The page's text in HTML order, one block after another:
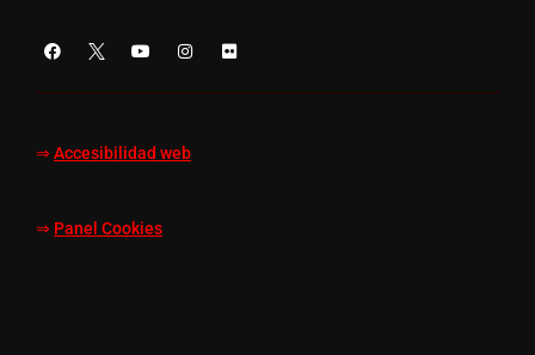
⇒ Accesibilidad web
⇒ Panel Cookies